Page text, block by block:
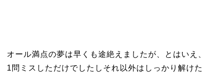
オール満点の夢は早くも途絶えましたが、とはいえ、
1問ミスしただけでしたしそれ以外はしっかり解けた